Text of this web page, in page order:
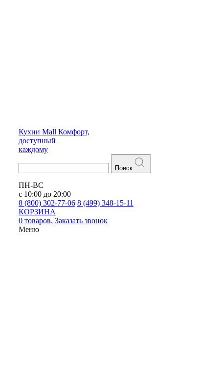
Кухни Mall Комфорт,
доступный
каждому
Поиск
ПН-ВС
с 10:00 до 20:00
8 (800) 302-77-06 8 (499) 348-15-11
КОРЗИНА
0 товаров. Заказать звонок
Меню